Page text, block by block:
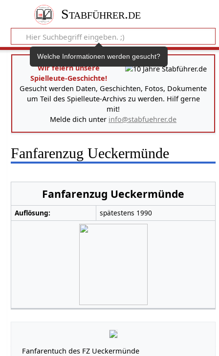
Stabführer.de
Welche Informationen werden gesucht?
Wir feiern unsere
Spielleute-Geschichte!
Gesucht werden Daten, Geschichten, Fotos, Dokumente
um Teil des Spielleute-Archivs zu werden. Hilf gerne
mit!
Melde dich unter info@stabfuehrer.de
Fanfarenzug Ueckermünde
Fanfarenzug Ueckermünde
Auflösung: spätestens 1990
Fanfarentuch des FZ Ueckermünde